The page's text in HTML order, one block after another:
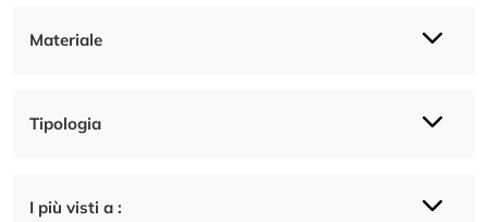
Materiale
Tipologia
I più visti a :